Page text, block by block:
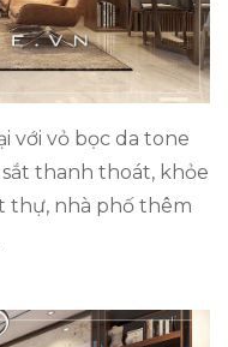
với vỏ bọc da tone
thanh thoát, khỏe
thự, nhà phố thêm